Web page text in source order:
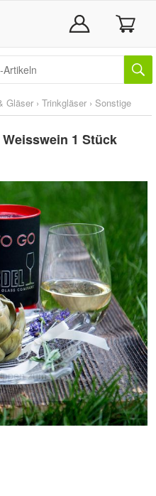
Gläser › Trinkgläser › Sonstige
1 Stück
zum